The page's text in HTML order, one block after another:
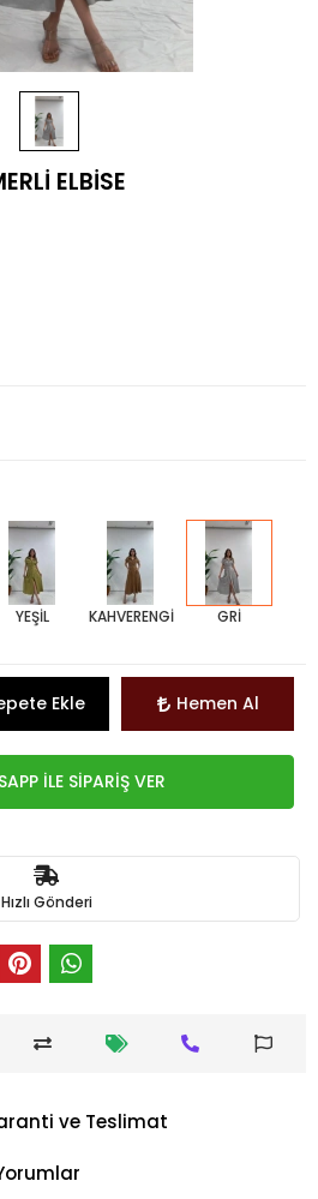
ELBİSE
YEŞİL KAHVERENGİ GRİ
Ekle Hemen Al
İLE SİPARİŞ VER
Hızlı Gönderi
ve Teslimat